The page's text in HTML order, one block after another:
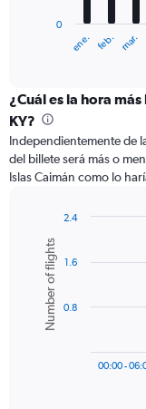
categories.
Range:
categories.
The
chart
axis
displaying
values.
Range:
ene. feb. mar.
0
¿Cuál es la hora
KY?
Independientemente de
del billete será más o
Islas Caimán como lo
chart
with
bars.
The
Chart
graphic.
Number of flights
00:00 -
0.8
1.6
2.4